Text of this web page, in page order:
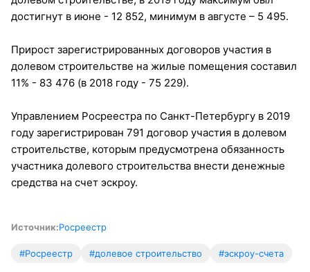
достигнут в июне - 12 852, минимум в августе – 5 495.
Прирост зарегистрированных договоров участия в
долевом строительстве на жилые помещения составил
11% - 83 476 (в 2018 году - 75 229).
Управлением Росреестра по Санкт-Петербургу в 2019
году зарегистрирован 791 договор участия в долевом
строительстве, которым предусмотрена обязанность
участника долевого строительства внести денежные
средства на счет эскроу.
Источник:Росреестр
#Росреестр #долевое строительство #эскроу-счета